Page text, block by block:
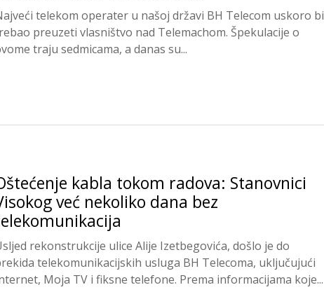
telekom operater u našoj državi BH Telecom uskoro bi
preuzeti vlasništvo nad Telemachom. Špekulacije o
traju sedmicama, a danas su...
kabla tokom radova: Stanovnici
već nekoliko dana bez
rekonstrukcije ulice Alije Izetbegovića, došlo je do
telekomunikacijskih usluga BH Telecoma, uključujući
Moja TV i fiksne telefone. Prema informacijama koje...